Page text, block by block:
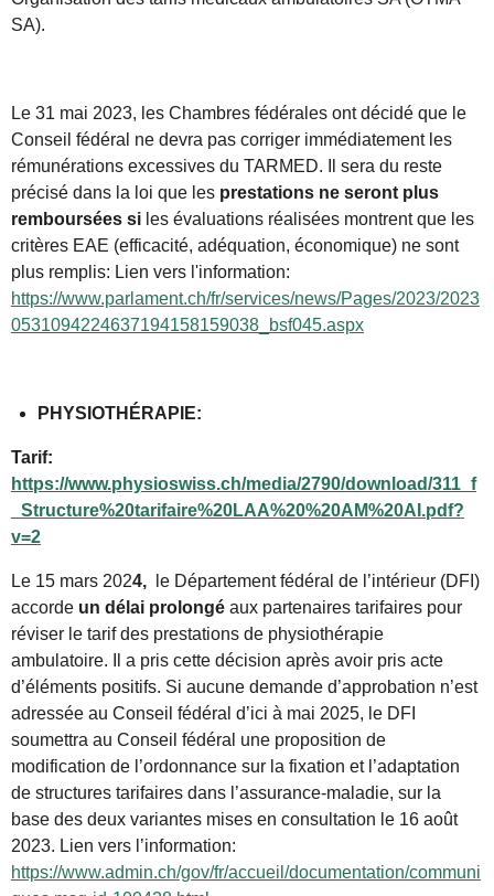
SA).
Le 31 mai 2023, les Chambres fédérales ont décidé que le
Conseil fédéral ne devra pas corriger immédiatement les
rémunérations excessives du TARMED. Il sera du reste
précisé dans la loi que les prestations ne seront plus
remboursées si les évaluations réalisées montrent que les
critères EAE (efficacité, adéquation, économique) ne sont
plus remplis: Lien vers l'information:
https://www.parlament.ch/fr/services/news/Pages/2023/2023
0531094224637194158159038_bsf045.aspx
PHYSIOTHÉRAPIE:
Tarif:
https://www.physioswiss.ch/media/2790/download/311_f
_Structure%20tarifaire%20LAA%20%20AM%20AI.pdf?
v=2
Le 15 mars 2024,
le Département fédéral de l’intérieur (DFI)
accorde un délai prolongé aux partenaires tarifaires pour
réviser le tarif des prestations de physiothérapie
ambulatoire. Il a pris cette décision après avoir pris acte
d’éléments positifs. Si aucune demande d’approbation n’est
adressée au Conseil fédéral d’ici à mai 2025, le DFI
soumettra au Conseil fédéral une proposition de
modification de l’ordonnance sur la fixation et l’adaptation
de structures tarifaires dans l’assurance-maladie, sur la
base des deux variantes mises en consultation le 16 août
2023. Lien vers l’information:
https://www.admin.ch/gov/fr/accueil/documentation/communi